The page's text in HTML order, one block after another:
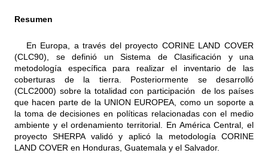
Resumen
En Europa, a través del proyecto CORINE LAND COVER
(CLC90), se definió un Sistema de Clasificación y una
metodología específica para realizar el inventario de las
coberturas de la tierra. Posteriormente se desarrolló
(CLC2000) sobre la totalidad con participación de los países
que hacen parte de la UNION EUROPEA, como un soporte a
la toma de decisiones en políticas relacionadas con el medio
ambiente y el ordenamiento territorial. En América Central, el
proyecto SHERPA validó y aplicó la metodología CORINE
LAND COVER en Honduras, Guatemala y el Salvador.